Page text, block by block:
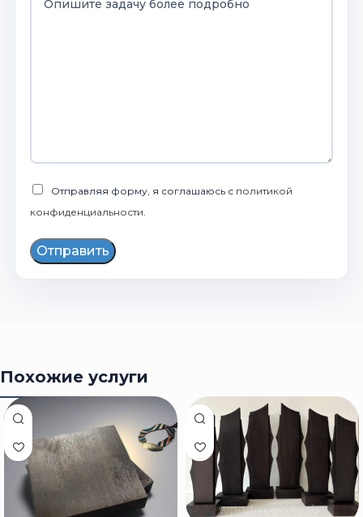
Отправляя форму, я соглашаюсь с политикой
конфиденциальности.
Отправить
Похожие услуги